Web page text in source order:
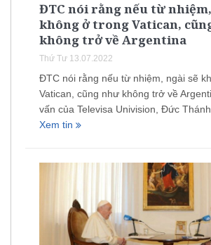
ĐTC nói rằng nếu từ
không ở trong Vatican,
không trở về Argentina
Thứ Tư 13.07.2022
ĐTC nói rằng nếu từ nhiệm, ngài sẽ
Vatican, cũng như không trở về
vấn của Televisa Univision, Đức
Xem tin